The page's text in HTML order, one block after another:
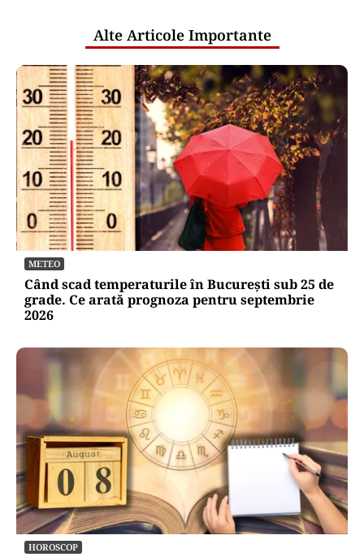
Alte Articole Importante
METEO
Când scad temperaturile în București sub 25 de
grade. Ce arată prognoza pentru septembrie
2026
HOROSCOP